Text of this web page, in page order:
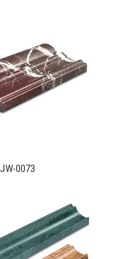
查看內容
JW-0073